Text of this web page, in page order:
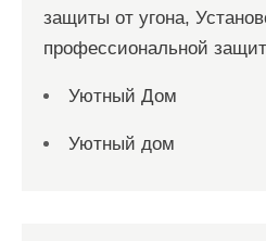
защиты от угона,
профессиональной
Уютный Дом
Уютный дом